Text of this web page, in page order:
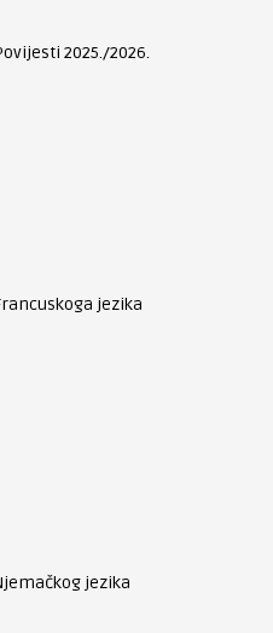
2025./2026.
jezika
jezika